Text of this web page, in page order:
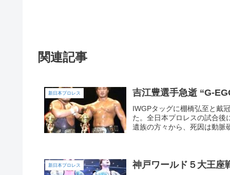
関連記事
新日本プロレス 吉江豊選手急逝 “G-
IWGPタッグに棚橋弘至と戴
た。全日本プロレスの試合後
遺族の方々から、死因は動脈
新日本プロレス 神戸ワールド５大王座